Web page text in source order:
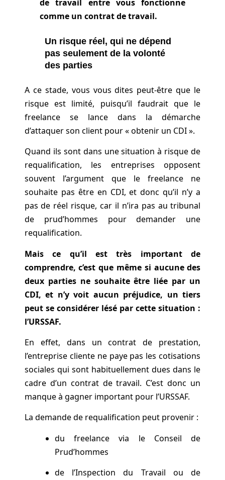
de travail entre vous fonctionne
comme un contrat de travail.
Un risque réel, qui ne dépend
pas seulement de la volonté
des parties
A ce stade, vous vous dites peut-être que le
risque est limité, puisqu’il faudrait que le
freelance se lance dans la démarche
d’attaquer son client pour « obtenir un CDI ».
Quand ils sont dans une situation à risque de
requalification, les entreprises opposent
souvent l’argument que le freelance ne
souhaite pas être en CDI, et donc qu’il n’y a
pas de réel risque, car il n’ira pas au tribunal
de prud’hommes pour demander une
requalification.
Mais ce qu’il est très important de
comprendre, c’est que même si aucune des
deux parties ne souhaite être liée par un
CDI, et n’y voit aucun préjudice, un tiers
peut se considérer lésé par cette situation :
l’URSSAF.
En effet, dans un contrat de prestation,
l’entreprise cliente ne paye pas les cotisations
sociales qui sont habituellement dues dans le
cadre d’un contrat de travail. C’est donc un
manque à gagner important pour l’URSSAF.
La demande de requalification peut provenir :
du freelance via le Conseil de
Prud’hommes
de l’Inspection du Travail ou de